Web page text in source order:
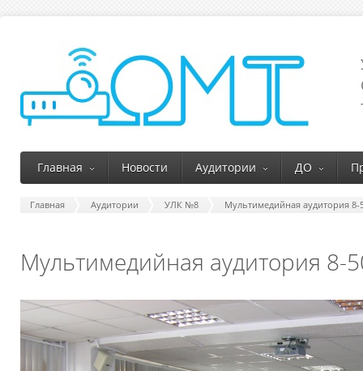
Главная Новости Аудитории ДО
Главная Аудитории УЛК №8 Мультимедийная аудитория 8-
Мультимедийная аудитория 8-